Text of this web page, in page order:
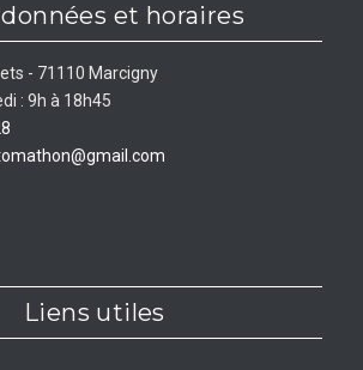
et horaires
- 71110 Marcigny
: 9h à 18h45
Liens utiles